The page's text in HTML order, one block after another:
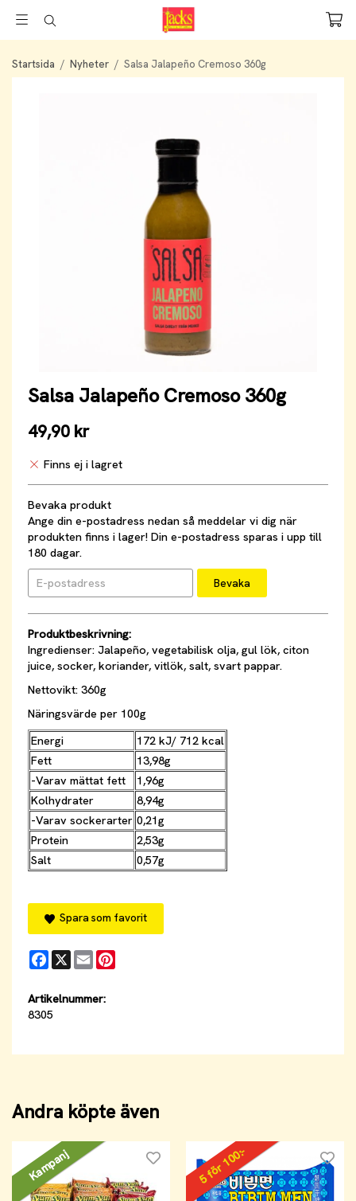
Startsida / Nyheter / Salsa Jalapeño Cremoso 360g
Salsa Jalapeño Cremoso 360g
49,90 kr
Finns ej i lagret
Bevaka produkt
Ange din e-postadress nedan så meddelar vi dig när
produkten finns i lager! Din e-postadress sparas i upp till
180 dagar.
Bevaka
Produktbeskrivning:
​Ingredienser: Jalapeño, vegetabilisk olja, gul lök, citon
juice, socker, koriander, vitlök, salt, svart pappar.
Nettovikt: 360g
Näringsvärde per 100g
Energi
172 kJ/ 712 kcal
Fett
13,98g
-Varav mättat fett
1,96g
Kolhydrater
8,94g
-Varav sockerarter 0,21g
Protein
2,53g
Salt
0,57g
Spara som favorit
Facebook
X Email
Artikelnummer:
8305
Andra köpte även
Kampanj 5 för 100:-